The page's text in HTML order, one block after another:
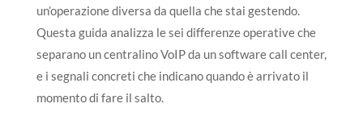
un’operazione diversa da quella che stai gestendo.
Questa guida analizza le sei differenze operative che
separano un centralino VoIP da un software call center,
e i segnali concreti che indicano quando è arrivato il
momento di fare il salto.